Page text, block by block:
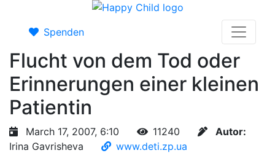
Spenden
Flucht von dem Tod oder
Erinnerungen einer kleinen
Patientin
March 17, 2007, 6:10 11240
Autor:
Irina Gavrisheva
www.deti.zp.ua